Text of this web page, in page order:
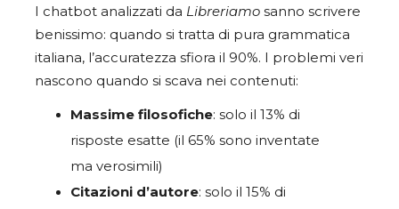
I chatbot analizzati da Libreriamo sanno scrivere
benissimo: quando si tratta di pura grammatica
italiana, l’accuratezza sfiora il 90%. I problemi veri
nascono quando si scava nei contenuti:
Massime filosofiche: solo il 13% di
risposte esatte (il 65% sono inventate
ma verosimili)
Citazioni d’autore: solo il 15% di